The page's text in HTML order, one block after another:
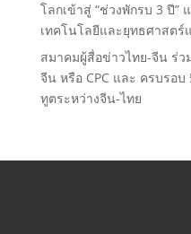
โลกเข้าสู่ “ช่วงพักรบ 3 ปี”
เทคโนโลยีและยุทธศาสตร์
สมาคมผู้สื่อข่าวไทย-จีน ร่
จีน หรือ CPC และ ครบรอ
ทูตระหว่างจีน-ไทย